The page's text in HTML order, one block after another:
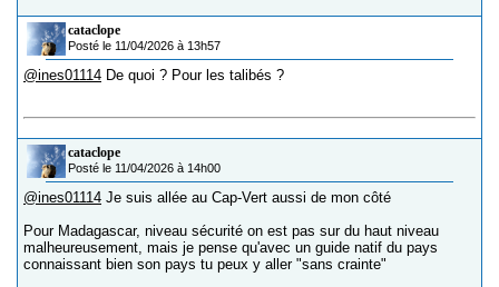
cataclope
Posté le 11/04/2026 à 13h57
@ines01114 De quoi ? Pour les talibés ?
cataclope
Posté le 11/04/2026 à 14h00
@ines01114 Je suis allée au Cap-Vert aussi de mon côté
Pour Madagascar, niveau sécurité on est pas sur du haut niveau
malheureusement, mais je pense qu'avec un guide natif du pays
connaissant bien son pays tu peux y aller "sans crainte"